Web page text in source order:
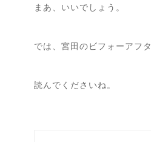
まあ、いいでしょう。
では、宮田のビフォーアフ
読んでくださいね。